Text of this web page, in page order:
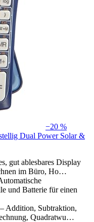
−20 %
Dual Power Solar &
gut ablesbares Display
im Büro, Ho…
und Batterie für einen
Addition, Subtraktion,
Quadratwu…